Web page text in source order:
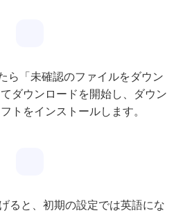
ら「未確認のファイルをダウン
ダウンロードを開始し、ダウン
トをインストールします。
ると、初期の設定では英語にな